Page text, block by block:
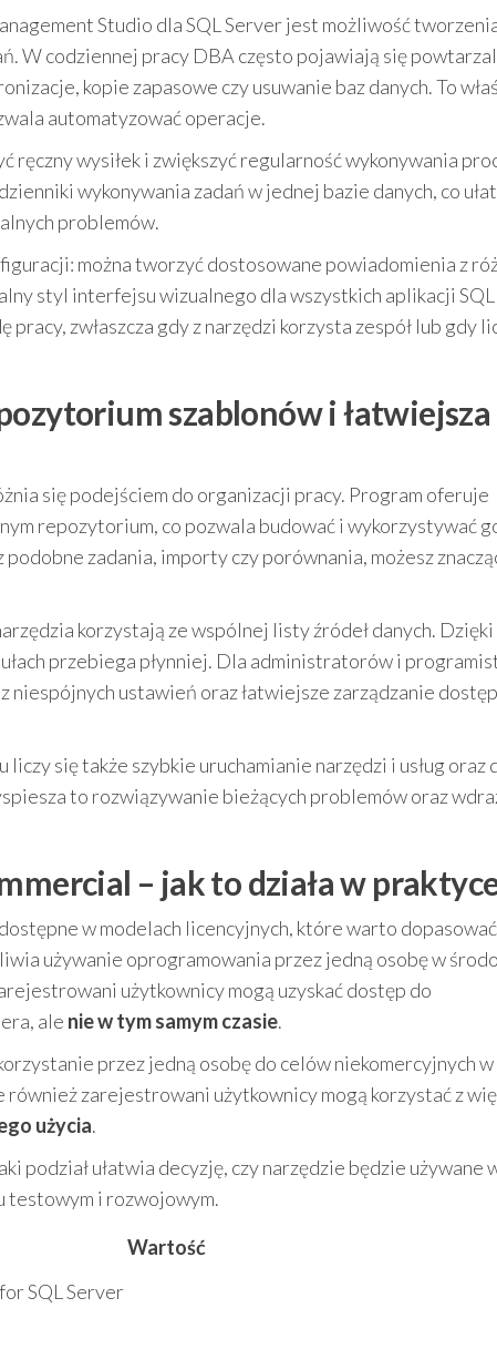
Studio dla SQL Server jest możliwość
W codziennej pracy DBA często pojawiają się
kopie zapasowe czy usuwanie baz danych. To
automatyzować operacje.
ręczny wysiłek i zwiększyć regularność wykonywania
wykonywania zadań w jednej bazie danych, co
problemów.
można tworzyć dostosowane powiadomienia z
styl interfejsu wizualnego dla wszystkich aplikacji SQL
zwłaszcza gdy z narzędzi korzysta zespół lub gdy
szablonów i łatwiejsza
się podejściem do organizacji pracy. Program oferuje
repozytorium, co pozwala budować i wykorzystywać
zadania, importy czy porównania, możesz
korzystają ze wspólnej listy źródeł danych.
przebiega płynniej. Dla administratorów i
niespójnych ustawień oraz łatwiejsze zarządzanie
się także szybkie uruchamianie narzędzi i usług oraz
to rozwiązywanie bieżących problemów oraz
– jak to działa w
w modelach licencyjnych, które warto
używanie oprogramowania przez jedną osobę w
użytkownicy mogą uzyskać dostęp do
ale nie w tym samym czasie.
przez jedną osobę do celów niekomercyjnych w
zarejestrowani użytkownicy mogą korzystać z
użycia.
podział ułatwia decyzję, czy narzędzie będzie używane
testowym i rozwojowym.
Wartość
SQL Server